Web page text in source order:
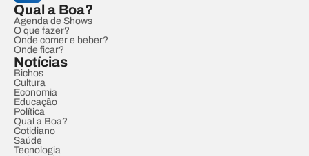
Qual a Boa?
Agenda de Shows
O que fazer?
Onde comer e beber?
Onde ficar?
Notícias
Bichos
Cultura
Economia
Educação
Política
Qual a Boa?
Cotidiano
Saúde
Tecnologia